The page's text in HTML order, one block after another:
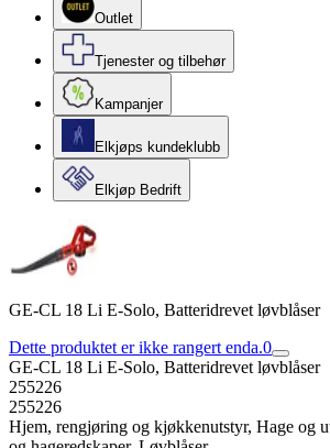
Outlet
Tjenester og tilbehør
Kampanjer
Elkjøps kundeklubb
Elkjøp Bedrift
GE-CL 18 Li E-Solo, Batteridrevet løvblåser
Dette produktet er ikke rangert enda.0
GE-CL 18 Li E-Solo, Batteridrevet løvblåser
255226
255226
Hjem, rengjøring og kjøkkenutstyr, Hage og